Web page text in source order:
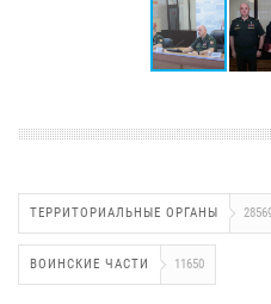
ТЕРРИТОРИАЛЬНЫЕ ОРГАНЫ
ВОИНСКИЕ ЧАСТИ 11650